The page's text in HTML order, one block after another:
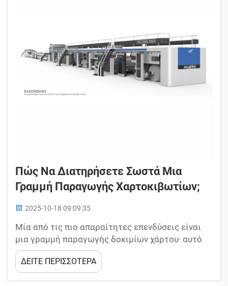
Πώς Να Διατηρήσετε Σωστά Μια
Γραμμή Παραγωγής Χαρτοκιβωτίων;
2025-10-18 09:09:35
Μία από τις πιο απαραίτητες επενδύσεις είναι
μια γραμμή παραγωγής δοκιμίων χάρτου· αυτό
ισχύει για κάθε επιχείρηση κατασκευής
χαρτοκιβωτίων. Η ομαλή λειτουργία της
γραμμής παραγωγής έχει ως αποτέλεσμα την
ΔΕΙΤΕ ΠΕΡΙΣΣΟΤΕΡΑ